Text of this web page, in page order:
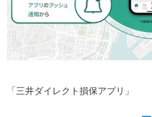
鈑金・塗装
ヘッドライト磨き
フィルム・ラッピング
小キズ直し
特集記事
ストップ 不具合修理＆粗悪修理
コラム
ショップ紹介
「三井ダイレクト損保アプリ」